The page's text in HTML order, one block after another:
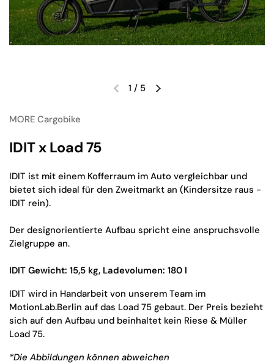
Vorherige FolieNächste Folie
1 / 5
MORE Cargobike
IDIT x Load 75
IDIT ist mit einem Kofferraum im Auto vergleichbar und
bietet sich ideal für den Zweitmarkt an (Kindersitze raus -
IDIT rein).
Der designorientierte Aufbau spricht eine anspruchsvolle
Zielgruppe an.
IDIT Gewicht: 15,5 kg, Ladevolumen: 180 l
IDIT wird in Handarbeit von unserem Team im
MotionLab.Berlin auf das Load 75 gebaut. Der Preis bezieht
sich auf den Aufbau und beinhaltet kein Riese & Müller
Load 75.
*Die Abbildungen können abweichen